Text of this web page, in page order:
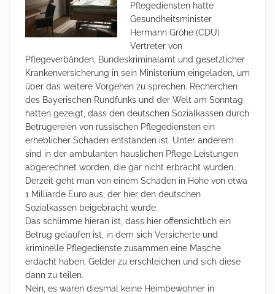
Pflegediensten hatte
Gesundheitsminister
Hermann Gröhe (CDU)
Vertreter von
Pflegeverbänden, Bundeskriminalamt und gesetzlicher
Krankenversicherung in sein Ministerium eingeladen, um
über das weitere Vorgehen zu sprechen. Recherchen
des Bayerischen Rundfunks und der Welt am Sonntag
hatten gezeigt, dass den deutschen Sozialkassen durch
Betrügereien von russischen Pflegediensten ein
erheblicher Schaden entstanden ist. Unter anderem
sind in der ambulanten häuslichen Pflege Leistungen
abgerechnet worden, die gar nicht erbracht wurden.
Derzeit geht man von einem Schaden in Höhe von etwa
1 Milliarde Euro aus, der hier den deutschen
Sozialkassen beigebracht wurde.
Das schlimme hieran ist, dass hier offensichtlich ein
Betrug gelaufen ist, in dem sich Versicherte und
kriminelle Pflegedienste zusammen eine Masche
erdacht haben, Gelder zu erschleichen und sich diese
dann zu teilen.
Nein, es waren diesmal keine Heimbewohner in